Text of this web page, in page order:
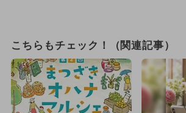
こちらもチェック！（関連記事）